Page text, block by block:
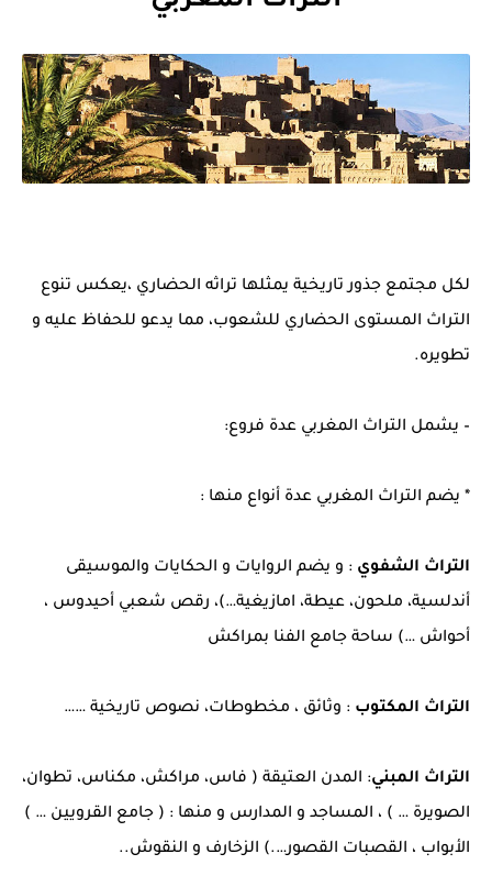
لكل مجتمع جذور تاريخية يمثلها تراثه الحضاري ،يعكس تنوع
التراث المستوى الحضاري للشعوب، مما يدعو للحفاظ عليه و
تطويره.
– يشمل التراث المغربي عدة فروع:
* يضم التراث المغربي عدة أنواع منها :
التراث الشفوي : و يضم الروايات و الحكايات والموسيقى
أندلسية، ملحون، عيطة، امازيغية…)، رقص شعبي أحيدوس ،
أحواش …) ساحة جامع الفنا بمراكش
التراث المكتوب : وثائق ، مخطوطات، نصوص تاريخية ……
التراث المبني: المدن العتيقة ( فاس، مراكش، مكناس، تطوان،
الصويرة … ) ، المساجد و المدارس و منها : ( جامع القرويين … )
الأبواب ، القصبات القصور….) الزخارف و النقوش..